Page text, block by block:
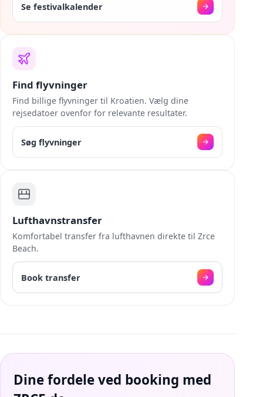
Se festivalkalender
Find flyvninger
Find billige flyvninger til Kroatien. Vælg dine
rejsedatoer ovenfor for relevante resultater.
Søg flyvninger
Lufthavnstransfer
Komfortabel transfer fra lufthavnen direkte til Zrce
Beach.
Book transfer
Dine fordele ved booking med